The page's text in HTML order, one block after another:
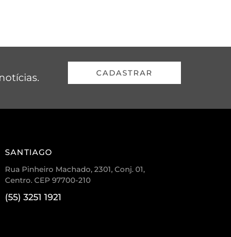
CADASTRAR
SANTIAGO
Rua Pinheiro Machado, 2301, Conj. 01,
Centro. CEP 97700-210
(55) 3251 1921